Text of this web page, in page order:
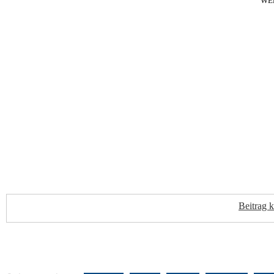
Beitrag